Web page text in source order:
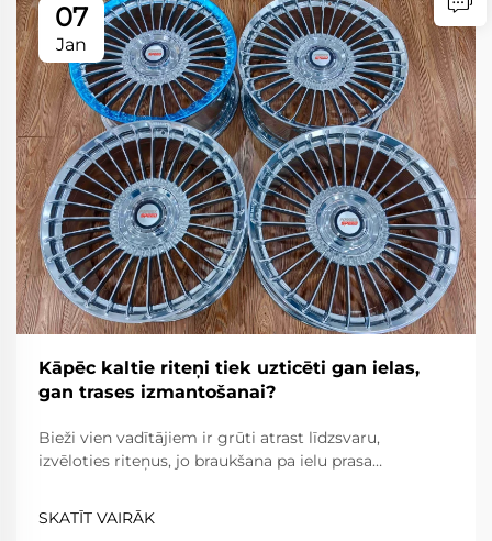
07
Jan
Kāpēc kaltie riteņi tiek uzticēti gan ielas,
gan trases izmantošanai?
Bieži vien vadītājiem ir grūti atrast līdzsvaru,
izvēloties riteņus, jo braukšana pa ielu prasa
savukārt braukšana pa trasi prasa ārkārtēju vieglumu,
izturību un precizitāti. Kaltie riteņi...
SKATĪT VAIRĀK